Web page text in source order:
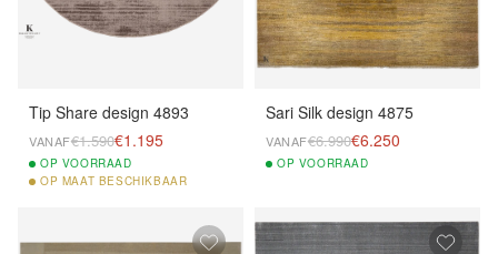
Tip Share design 4893
VANAF€1.590€1.195
OP VOORRAAD
OP MAAT BESCHIKBAAR
Sari Silk design 4875
VANAF€6.990€6.250
OP VOORRAAD